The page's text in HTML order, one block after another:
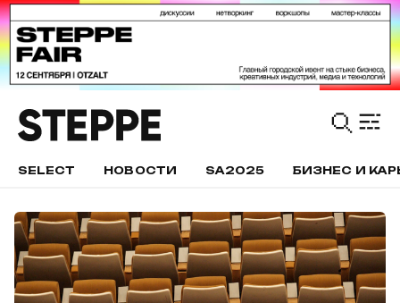
SELECT НОВОСТИ SA2025 БИЗНЕС И